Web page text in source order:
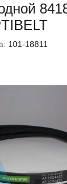
101-18811